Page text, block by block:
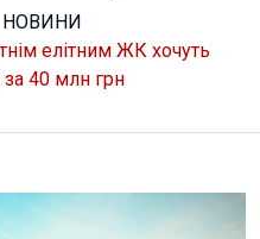
НОВИНИ
елітним ЖК хочуть
40 млн грн